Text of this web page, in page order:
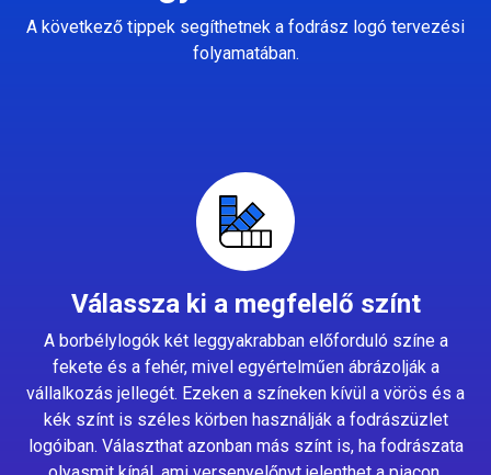
A következő tippek segíthetnek a fodrász logó tervezési
folyamatában.
Válassza ki a megfelelő színt
A borbélylogók két leggyakrabban előforduló színe a
fekete és a fehér, mivel egyértelműen ábrázolják a
vállalkozás jellegét. Ezeken a színeken kívül a vörös és a
kék színt is széles körben használják a fodrászüzlet
logóiban. Választhat azonban más színt is, ha fodrászata